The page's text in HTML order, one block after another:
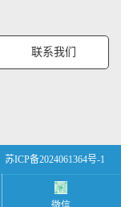
联系我们
苏ICP备2024061364号-1